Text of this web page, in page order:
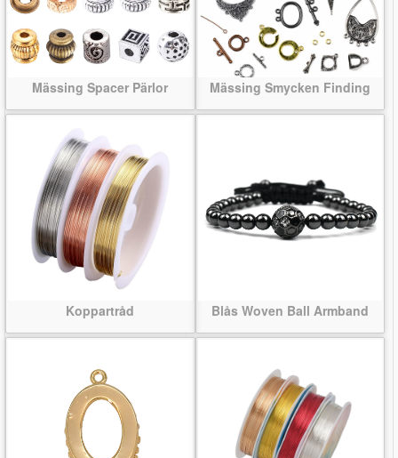
Mässing Spacer Pärlor Mässing Smycken Finding
Koppartråd Blås Woven Ball Armband